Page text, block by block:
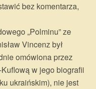
bez komentarza,
„Polminu” ze
Vincenz był
omówiona przez
w jego biografii
ukraińskim), nie jest